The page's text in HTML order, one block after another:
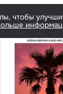
чтобы